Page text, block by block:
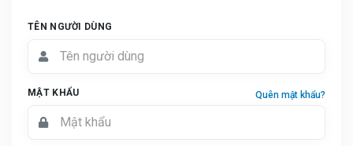
TÊN NGƯỜI DÙNG
MẬT KHẨU Quên mật khẩu?